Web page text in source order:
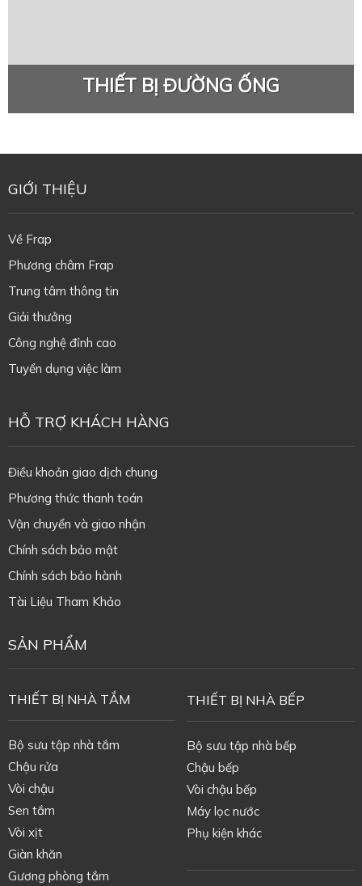
THIẾT BỊ ĐƯỜNG ỐNG
GIỚI THIỆU
Về Frap
Phương châm Frap
Trung tâm thông tin
Giải thưởng
Công nghệ đỉnh cao
Tuyển dụng việc làm
HỖ TRỢ KHÁCH HÀNG
Điều khoản giao dịch chung
Phương thức thanh toán
Vận chuyển và giao nhận
Chính sách bảo mật
Chính sách bảo hành
Tài Liệu Tham Khảo
SẢN PHẨM
THIẾT BỊ NHÀ TẮM
Bộ sưu tập nhà tắm
Chậu rửa
Vòi chậu
Sen tắm
Vòi xịt
Giàn khăn
Gương phòng tắm
THIẾT BỊ NHÀ BẾP
Bộ sưu tập nhà bếp
Chậu bếp
Vòi chậu bếp
Máy lọc nước
Phụ kiện khác